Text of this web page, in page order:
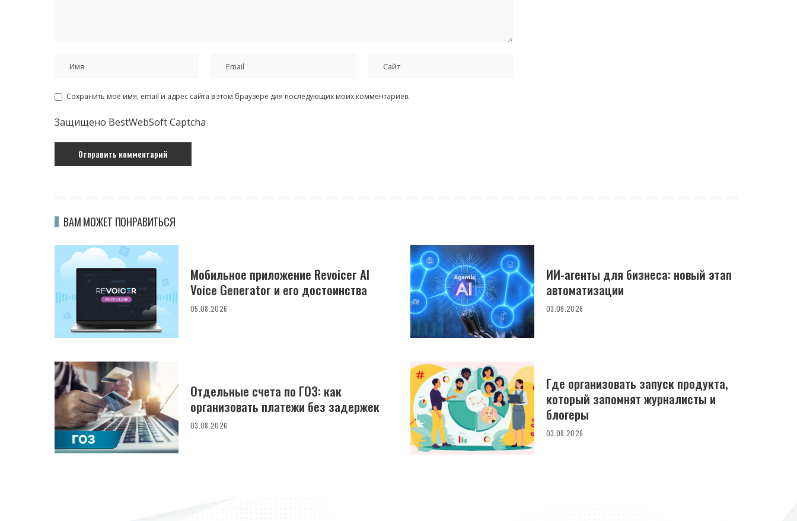
Сохранить моё имя, email и адрес сайта в этом браузере для последующих моих комментариев.
Защищено BestWebSoft Captcha
ВАМ МОЖЕТ ПОНРАВИТЬСЯ
Мобильное приложение Revoicer AI
Voice Generator и его достоинства
05.08.2026
ИИ-агенты для бизнеса: новый этап
автоматизации
03.08.2026
Отдельные счета по ГОЗ: как
организовать платежи без задержек
03.08.2026
Где организовать запуск продукта,
который запомнят журналисты и
блогеры
03.08.2026